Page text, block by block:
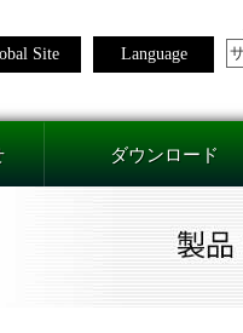
Language
Site
ダウンロード